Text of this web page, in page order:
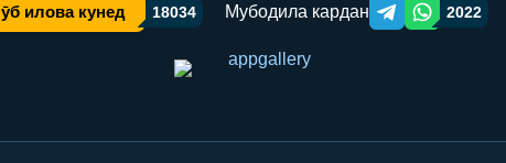
илова кунед 18034 Мубодила кардан Telegram orqali
WhatsApp
2022